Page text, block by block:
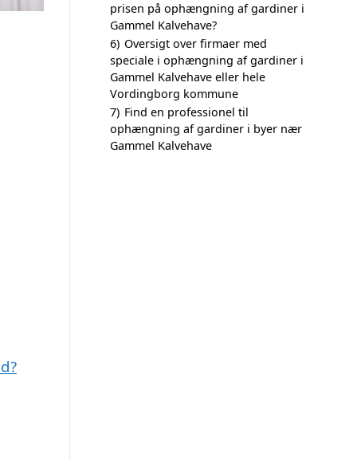
prisen på ophængning af gardiner i
Gammel Kalvehave?
6) Oversigt over firmaer med
speciale i ophængning af gardiner i
Gammel Kalvehave eller hele
Vordingborg kommune
7) Find en professionel til
ophængning af gardiner i byer nær
Gammel Kalvehave